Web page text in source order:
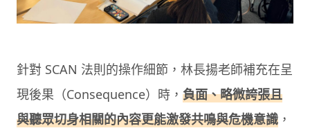
針對 SCAN 法則的操作細節，林長揚老師補充在呈
現後果（Consequence）時， 負面、略微誇張且
與聽眾切身相關的內容更能激發共鳴與危機意識 ，